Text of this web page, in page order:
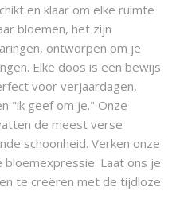
en klaar om elke ruimte
bloemen, het zijn
ontworpen om je
Elke doos is een bewijs
voor verjaardagen,
"ik geef om je." Onze
de meest verse
schoonheid. Verken onze
Laat ons je
te creëren met de tijdloze